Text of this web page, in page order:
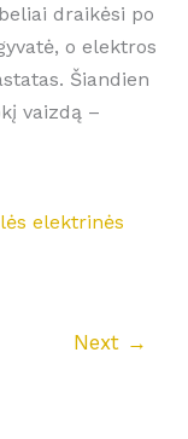
draikėsi po
o elektros
Šiandien
vaizdą –
elektrinės
Next →